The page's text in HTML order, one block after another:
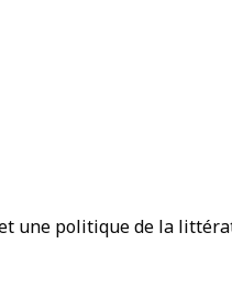
une politique de la